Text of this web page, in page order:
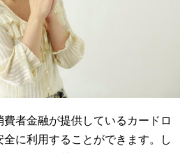
者金融が提供しているカードロ
に利用することができます。し